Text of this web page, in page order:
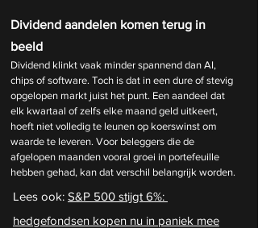
Dividend aandelen komen terug in
beeld
Dividend klinkt vaak minder spannend dan AI,
chips of software. Toch is dat in een dure of stevig
opgelopen markt juist het punt. Een aandeel dat
elk kwartaal of zelfs elke maand geld uitkeert,
hoeft niet volledig te leunen op koerswinst om
waarde te leveren. Voor beleggers die de
afgelopen maanden vooral groei in portefeuille
hebben gehad, kan dat verschil belangrijk worden.
Lees ook: S&P 500 stijgt 6%:
hedgefondsen kopen nu in paniek mee